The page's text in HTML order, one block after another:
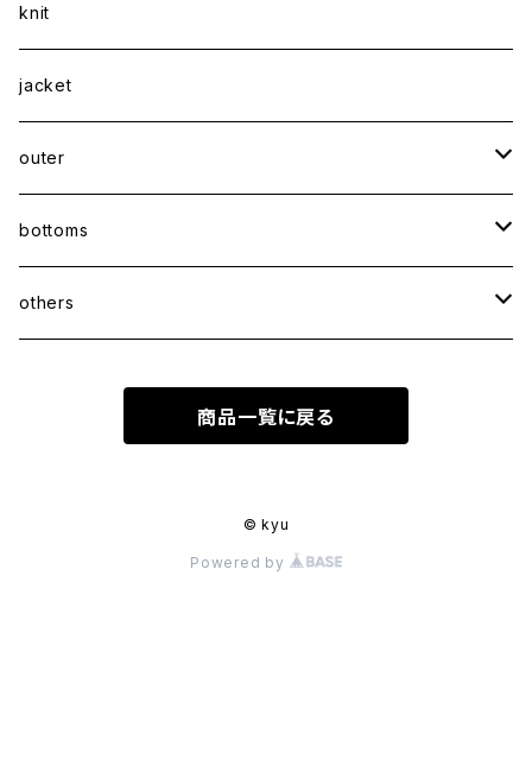
shirt
Tee
sweatshirt
knit
jacket
outer
coat
jacket
bottoms
pants
others
商品一覧に戻る
© kyu
Powered by